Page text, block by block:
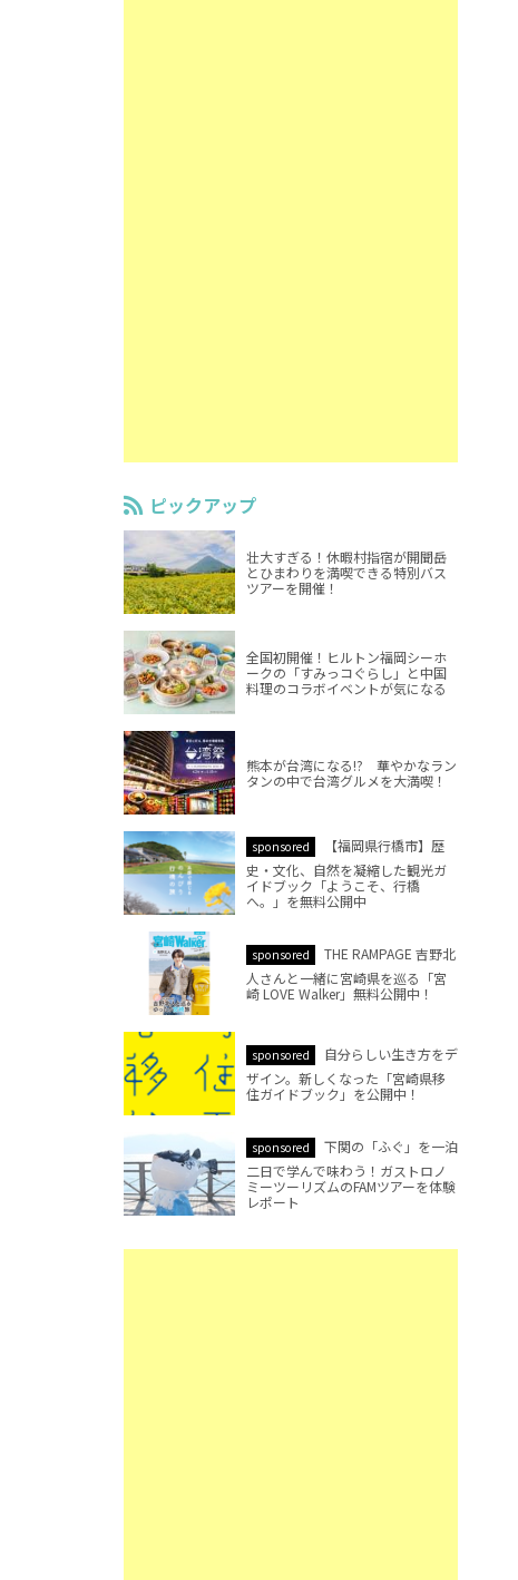
ピックアップ
壮大すぎる！休暇村指宿が開聞岳
とひまわりを満喫できる特別バス
ツアーを開催！
全国初開催！ヒルトン福岡シーホ
ークの「すみっコぐらし」と中国
料理のコラボイベントが気になる
熊本が台湾になる!? 華やかなラン
タンの中で台湾グルメを大満喫！
sponsored
【福岡県行橋市】歴
史・文化、自然を凝縮した観光ガ
イドブック「ようこそ、行橋
へ。」を無料公開中
sponsored
THE RAMPAGE 吉野北
人さんと一緒に宮崎県を巡る「宮
崎 LOVE Walker」無料公開中！
sponsored
自分らしい生き方をデ
ザイン。新しくなった「宮崎県移
住ガイドブック」を公開中！
sponsored
下関の「ふぐ」を一泊
二日で学んで味わう！ガストロノ
ミーツーリズムのFAMツアーを体験
レポート